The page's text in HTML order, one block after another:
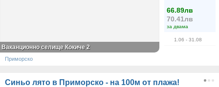
66.89лв
70.41лв
за двама
1.06 - 31.08
Ваканционно селище Кокиче 2
Приморско
Синьо лято в Приморско - на 100м от плажа!